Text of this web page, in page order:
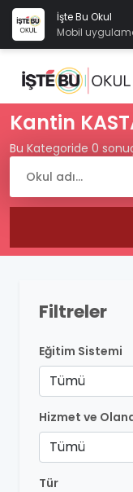
İşte Bu Okul
Mobil
Kantin
Bu Kategoride 0
Filtreler
Eğitim Sistemi
Tümü
Hizmet ve
Tümü
Tür